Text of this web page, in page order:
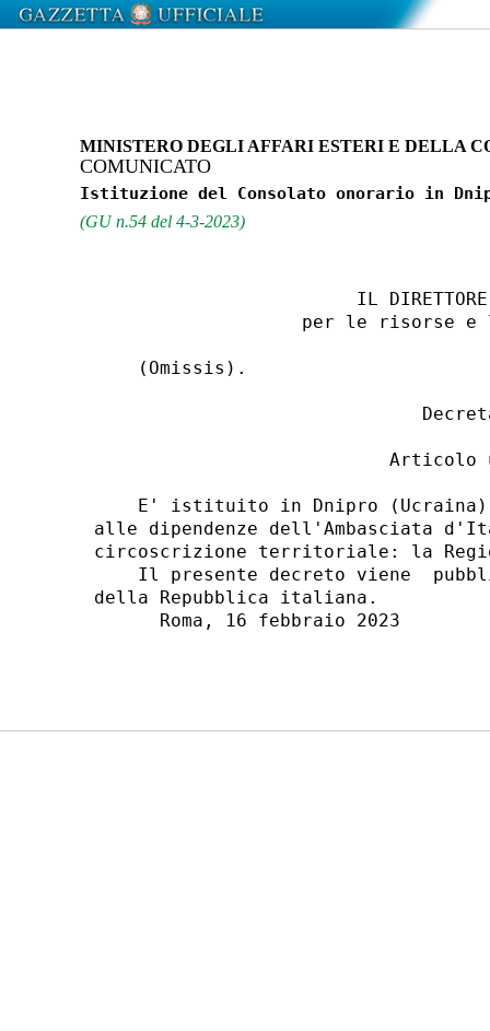
MINISTERO DEGLI AFFARI ESTERI E DELLA
COMUNICATO
(GU n.54 del 4-3-2023)
IL
per le risorse
    (Omissis).
E' istituito in Dnipro
alle dipendenze dell'Ambasciata
circoscrizione territoriale: la
Il presente decreto viene
della Repubblica italiana.
      Roma, 16 febbraio 2023